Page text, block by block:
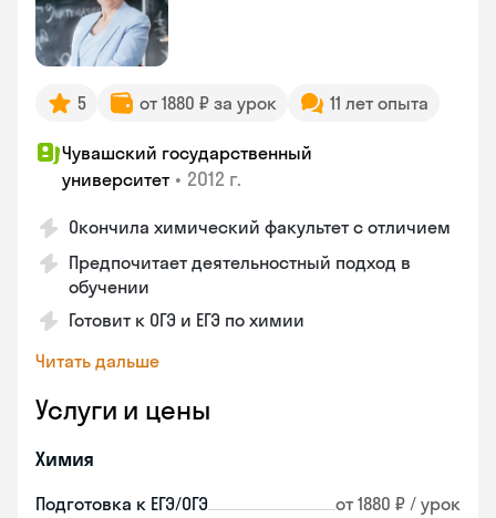
5 от 1880 ₽ за урок 11 лет опыта
Чувашский государственный
университет • 2012 г.
Окончила химический факультет с отличием
Предпочитает деятельностный подход в
обучении
Готовит к ОГЭ и ЕГЭ по химии
Читать дальше
Услуги и цены
Химия
Подготовка к ЕГЭ/ОГЭ от 1880 ₽ / урок